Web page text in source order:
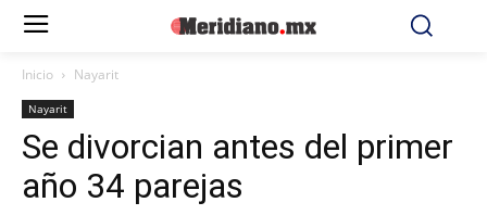
Inicio Nayarit
Nayarit
Se divorcian antes del primer
año 34 parejas